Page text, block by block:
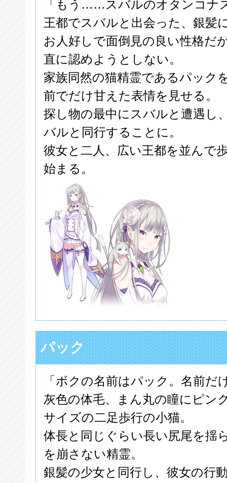
「もう……スバルのオタンコナ
王都でスバルと出会った、銀髪
お人好しで面倒見の良い性格だ
直に認めようとしない。
家族同然の猫精霊であるパック
前でだけ甘えた表情を見せる。
探し物の最中にスバルと遭遇し
バルと同行することに。
彼女と二人、広い王都を並んで
始まる。
パック
「ボクの名前はパック。名前だ
灰色の体毛、まん丸の瞳にピン
サイズの二足歩行の小猫。
体長と同じぐらい長い尻尾を揺
を崩さない精霊。
銀髪の少女と同行し、彼女の行